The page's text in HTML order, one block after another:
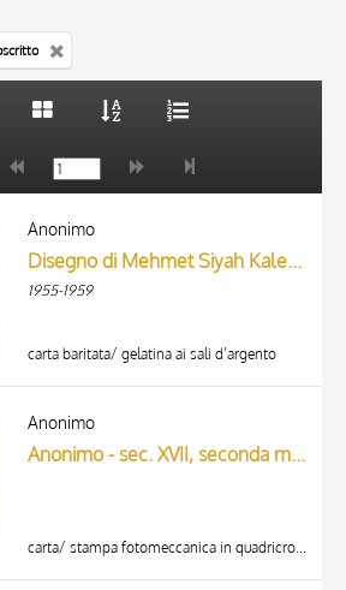
AUTORE
MATERIA E TECNICA
20 RISULTATI
Anonimo
Disegno di Mehmet Siyah Kalem detto Penna Nera nell'Album del Conquistatore, Istambul, Biblioteca del Palazzo di Topkapi.
1955-1959
carta baritata/ gelatina ai sali d’argento
Anonimo
Anonimo - sec. XVII, seconda metà - Venezia, Museo Correr, ms. Cicogna 1971 (già 1349), f. 43r
carta/ stampa fotomeccanica in quadricromia
TITOLO